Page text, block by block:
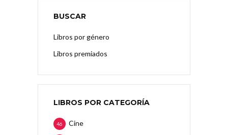
BUSCAR
Libros por género
Libros premiados
LIBROS POR CATEGORÍA
Cine
46